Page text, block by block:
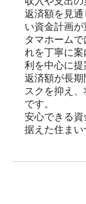
返済額を見
い資金計画が
タマホーム
れを丁寧に
利を中心に提
返済額が長期
スクを抑え
です。
安心できる
据えた住まい